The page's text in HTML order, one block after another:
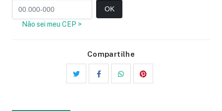
Não sei meu CEP >
OK
Compartilhe